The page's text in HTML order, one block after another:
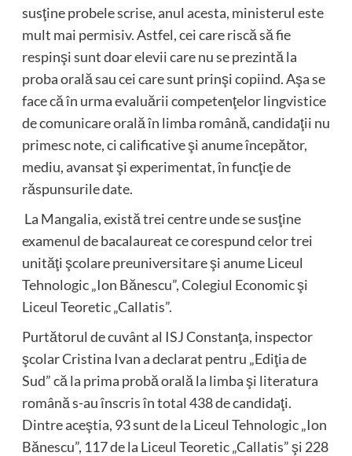
susţine probele scrise, anul acesta, ministerul este
mult mai permisiv. Astfel, cei care riscă să fie
respinşi sunt doar elevii care nu se prezintă la
proba orală sau cei care sunt prinşi copiind. Aşa se
face că în urma evaluării competenţelor lingvistice
de comunicare orală în limba română, candidaţii nu
primesc note, ci calificative şi anume începător,
mediu, avansat şi experimentat, în funcţie de
răspunsurile date.
La Mangalia, există trei centre unde se susţine
examenul de bacalaureat ce corespund celor trei
unităţi şcolare preuniversitare şi anume Liceul
Tehnologic „Ion Bănescu”, Colegiul Economic şi
Liceul Teoretic „Callatis”.
Purtătorul de cuvânt al ISJ Constanţa, inspector
şcolar Cristina Ivan a declarat pentru „Ediţia de
Sud” că la prima probă orală la limba şi literatura
română s-au înscris în total 438 de candidaţi.
Dintre aceştia, 93 sunt de la Liceul Tehnologic „Ion
Bănescu”, 117 de la Liceul Teoretic „Callatis” şi 228